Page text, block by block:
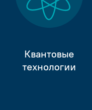
Квантовые
технологии